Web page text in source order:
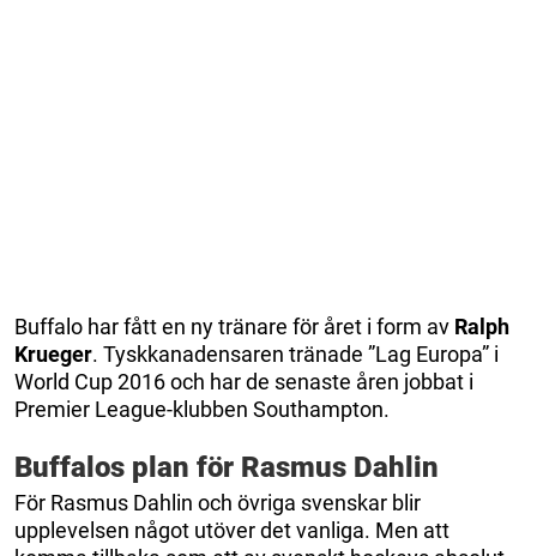
Buffalo har fått en ny tränare för året i form av Ralph
Krueger. Tyskkanadensaren tränade ”Lag Europa” i
World Cup 2016 och har de senaste åren jobbat i
Premier League-klubben Southampton.
Buffalos plan för Rasmus Dahlin
För Rasmus Dahlin och övriga svenskar blir
upplevelsen något utöver det vanliga. Men att